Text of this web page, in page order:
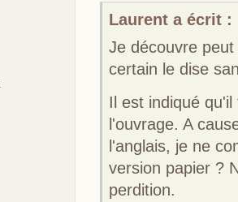
Laurent a écrit :
Je découvre
certain le dise
Il est indiqué
l'ouvrage. A
l'anglais, je ne
version papier ?
perdition.